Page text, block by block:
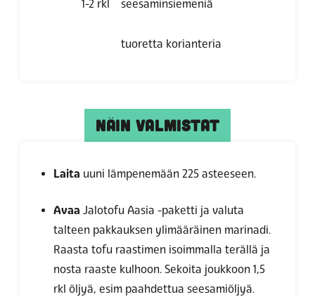
1-2 rkl seesaminsiemeniä
tuoretta korianteria
NÄIN VALMISTAT
Laita uuni lämpenemään 225 asteeseen.
Avaa Jalotofu Aasia -paketti ja valuta
talteen pakkauksen ylimääräinen marinadi.
Raasta tofu raastimen isoimmalla terällä ja
nosta raaste kulhoon. Sekoita joukkoon 1,5
rkl öljyä, esim paahdettua seesamiöljyä.